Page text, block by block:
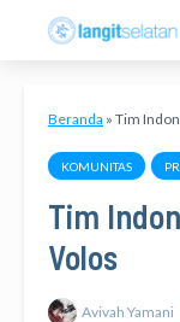
Beranda » Tim
KOMUNITAS
Tim
Volos
Avivah Yamani